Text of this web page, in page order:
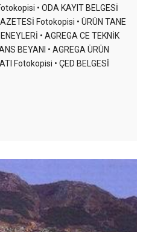
• ODA KAYIT BELGESİ
Fotokopisi • ÜRÜN TANE
• AGREGA CE TEKNİK
BEYANI • AGREGA ÜRÜN
Fotokopisi • ÇED BELGESİ